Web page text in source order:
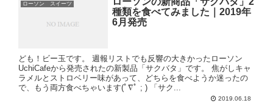
ローソン スイーツ
種類を食べてみました｜2019年
6月発売
ども！ビー玉です。 週報リストでも反響の大きかったローソン
UchiCafeから発売されたの新製品「サクバタ」です。 焦がしキャ
ラメルとストロベリー味があって、どちらを食べようか迷ったの
で、もう両方食べちゃいます(ﾟ∇ﾟ ; ) 「サク...
2019.06.18